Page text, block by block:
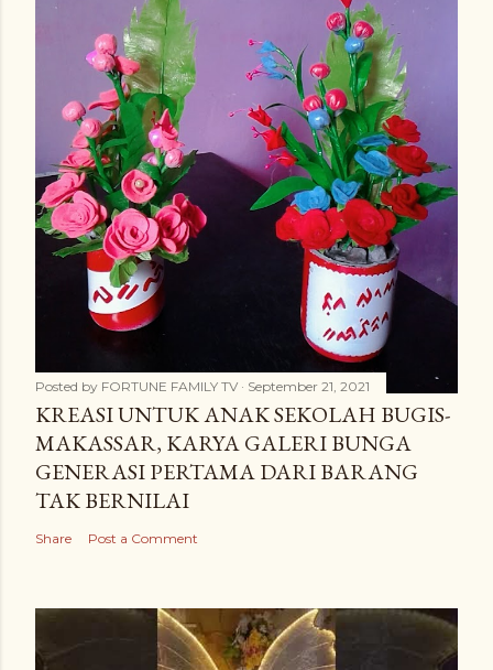
Posted by FORTUNE FAMILY TV September 21, 2021
KREASI UNTUK ANAK SEKOLAH BUGIS-
MAKASSAR, KARYA GALERI BUNGA
GENERASI PERTAMA DARI BARANG
TAK BERNILAI
Share Post a Comment